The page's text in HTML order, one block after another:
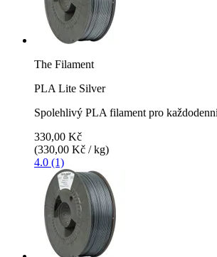
The Filament
PLA Lite Silver
Spolehlivý PLA filament pro
330,00 Kč
(330,00 Kč / kg)
4.0 (1)